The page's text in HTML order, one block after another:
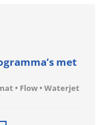
met
• Flow • Waterjet